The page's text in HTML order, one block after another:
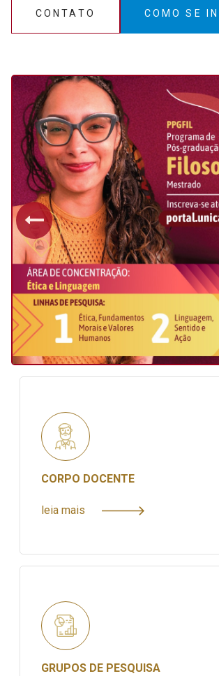
CONTATO COMO SE
Previous
CORPO DOCENTE
leia mais
GRUPOS DE PESQUISA